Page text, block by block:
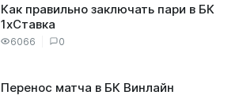
6066 0
Как правильно заключать пари в БК
1хСтавка
Перенос матча в БК Винлайн